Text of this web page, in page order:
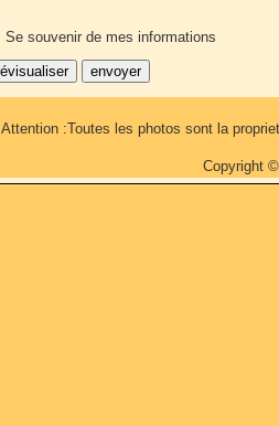
Se souvenir de mes informations
Attention :Toutes les photos sont la
Copyright